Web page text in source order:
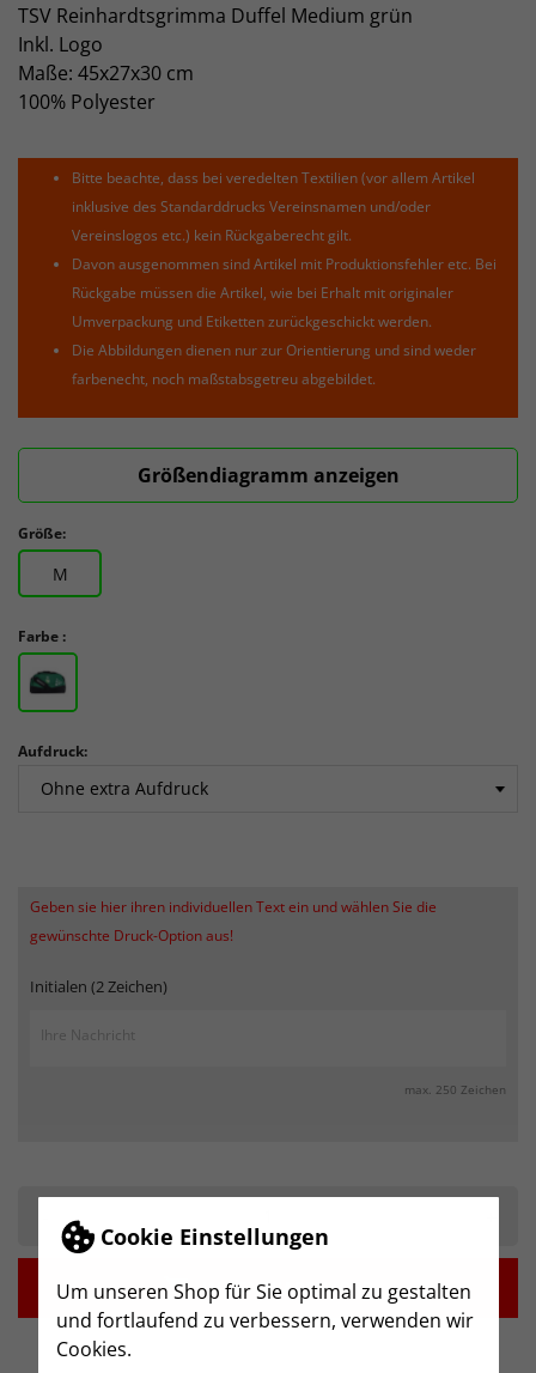
Cookie Einstellungen
Um unseren Shop für Sie optimal zu gestalten
und fortlaufend zu verbessern, verwenden wir
Cookies.
TSV Reinhardtsgrimma Duffel Medium grün
Inkl. Logo
Maße: 45x27x30 cm
100% Polyester
Bitte beachte, dass bei veredelten Textilien (vor allem Artikel
inklusive des Standarddrucks Vereinsnamen und/oder
Vereinslogos etc.) kein Rückgaberecht gilt.
Davon ausgenommen sind Artikel mit Produktionsfehler etc. Bei
Rückgabe müssen die Artikel, wie bei Erhalt mit originaler
Umverpackung und Etiketten zurückgeschickt werden.
Die Abbildungen dienen nur zur Orientierung und sind weder
farbenecht, noch maßstabsgetreu abgebildet.
Größendiagramm anzeigen
Größe:
M
Farbe :
Aufdruck:
Geben sie hier ihren individuellen Text ein und wählen Sie die
gewünschte Druck-Option aus!
Initialen (2 Zeichen)
max. 250 Zeichen
 IN DEN WARENKORB